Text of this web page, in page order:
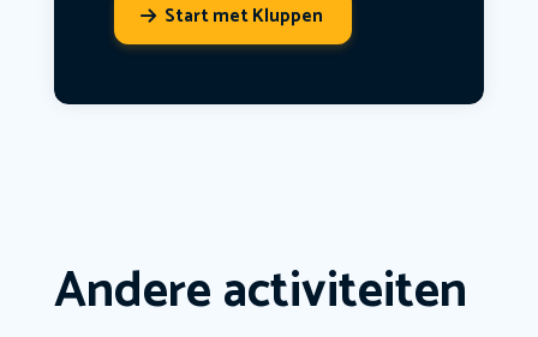
Start met Kluppen
Andere activiteiten